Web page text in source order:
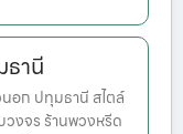
านี
อก ปทุมธานี สไตล์
งจร ร้านพวงหรีด